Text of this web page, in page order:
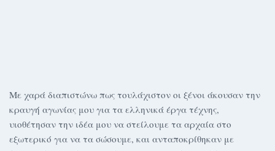
Με χαρά διαπιστώνω πως τουλάχιστον οι ξένοι άκουσαν την
κραυγή αγωνίας μου για τα ελληνικά έργα τέχνης,
υιοθέτησαν την ιδέα μου να στείλουμε τα αρχαία στο
εξωτερικό για να τα σώσουμε, και ανταποκρίθηκαν με